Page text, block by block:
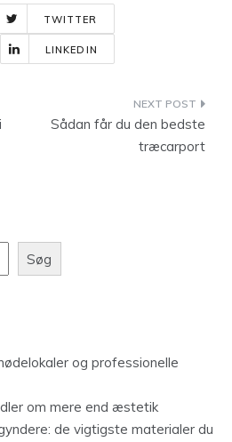
TWITTER
LINKEDIN
Sådan får du den bedste
træcarport
Søg
og professionelle
om mere end æstetik
de vigtigste materialer du